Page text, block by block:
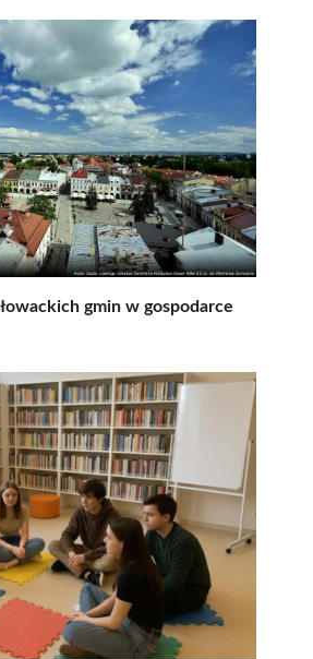
gmin w gospodarce